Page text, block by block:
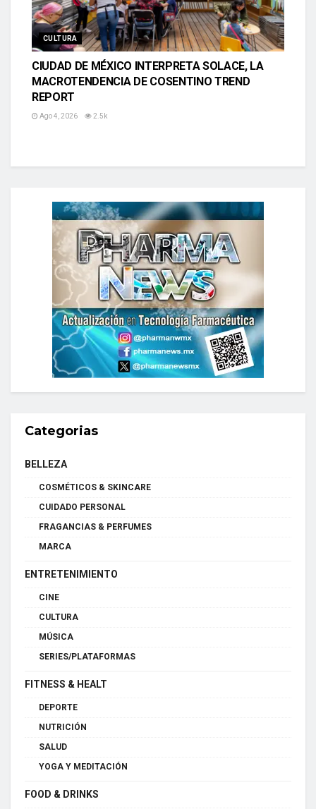
CULTURA
CIUDAD DE MÉXICO INTERPRETA SOLACE, LA
MACROTENDENCIA DE COSENTINO TREND
REPORT
Ago 4, 2026 2.5k
Categorias
BELLEZA
COSMÉTICOS & SKINCARE
CUIDADO PERSONAL
FRAGANCIAS & PERFUMES
MARCA
ENTRETENIMIENTO
CINE
CULTURA
MÚSICA
SERIES/PLATAFORMAS
FITNESS & HEALT
DEPORTE
NUTRICIÓN
SALUD
YOGA Y MEDITACIÓN
FOOD & DRINKS